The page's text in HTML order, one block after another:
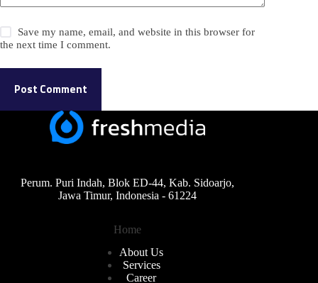
Save my name, email, and website in this browser for
the next time I comment.
Post Comment
Perum. Puri Indah, Blok ED-44, Kab. Sidoarjo,
Jawa Timur, Indonesia - 61224
Home
About Us
Services
Career